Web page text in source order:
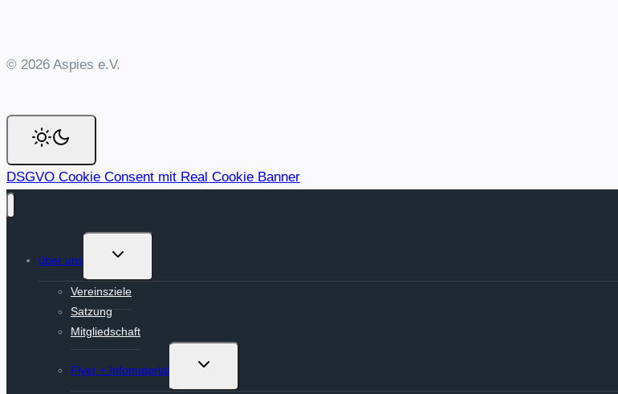
© 2026 Aspies e.V.
DSGVO Cookie Consent mit Real Cookie Banner
über uns
Untermenü
Vereinsziele
Satzung
Mitgliedschaft
Flyer + Infomaterial
Untermenü